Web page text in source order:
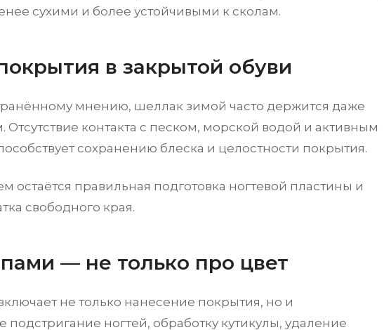
сухими и более устойчивыми к сколам.
в закрытой обуви
мнению, шеллак зимой часто держится даже
контакта с песком, морской водой и активным
сохранению блеска и целостности покрытия.
остаётся правильная подготовка ногтевой пластины и
свободного края.
— не только про цвет
не только нанесение покрытия, но и
ногтей, обработку кутикулы, удаление